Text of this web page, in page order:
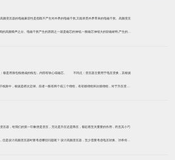
变压器的电磁兼容性是指既不产生对外界的电磁干扰,又能承受外界带来的电磁干扰。高频变压
的高频噪声之分。电磁干扰产生的原因之一就是磁芯的伸缩,一般磁芯伸缩大的软磁材料,产生的电
是用漆包线缠成的线包，内部有铁心或磁芯。 不同点：变压器主要用于电压变换，其根据
线路中，根据是楞次定律。前者一般有两个或三个绕组，有初级绕组和次级绕组，对于升压变压
压器，给我们的第一印象便是变压，无论是升压还是降压，都起着至关重要的作用，而且其小巧
但是设计高频变压器时要考虑哪些问题呢？ 设计高频变压器，至少需要考虑电压转换、功率传输